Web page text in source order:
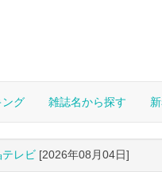
ング 雑誌名から探す
レビ [2026年08月04日]